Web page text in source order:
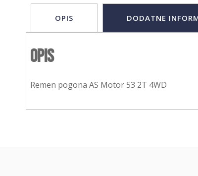
OPIS DODATNE
Opis
Remen pogona AS Motor 53 2T 4WD